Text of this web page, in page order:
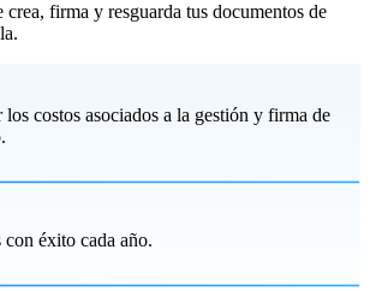
firma y resguarda tus documentos de
costos asociados a la gestión y firma de
éxito cada año.